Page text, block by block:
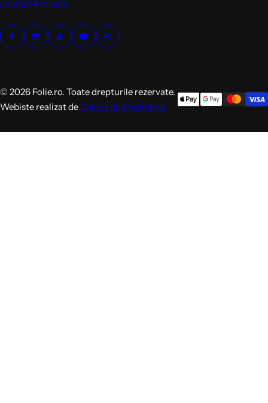
contact@folie.ro
© 2026 Folie.ro. Toate drepturile rezervate.
Webiste realizat deClinica de Marketing